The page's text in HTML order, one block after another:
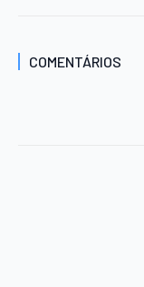
COMENTÁRIOS